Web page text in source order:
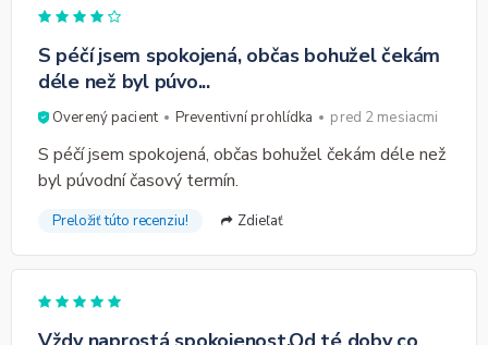
S péčí jsem spokojená, občas bohužel čekám
déle než byl púvo...
Overený pacient Preventivní prohlídka pred 2 mesiacmi
S péčí jsem spokojená, občas bohužel čekám déle než
byl púvodní časový termín.
Preložiť túto recenziu! Zdieľať